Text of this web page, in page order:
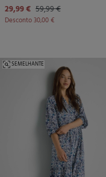
29,99 € 59,99 €
Desconto30,00 €
SEMELHANTE